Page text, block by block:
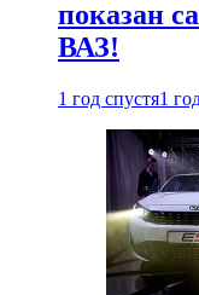
показан
ВАЗ!
1 год спустя1